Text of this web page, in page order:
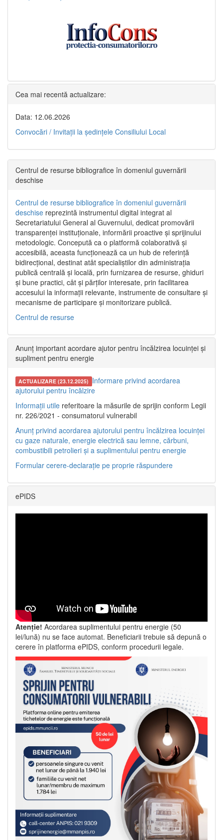
Cea mai recentă actualizare:
Data: 12.06.2026
Convocări / Invitaţii la şedinţele Consiliului Local
Centrul de resurse bibliografice în domeniul guvernării
deschise
Centrul de resurse bibliografice în domeniul guvernării
deschise reprezintă instrumentul digital integrat al
Secretariatului General al Guvernului, dedicat promovării
transparenței instituționale, informării proactive și sprijinului
metodologic. Concepută ca o platformă colaborativă și
accesibilă, aceasta funcționează ca un hub de referință
bidirecțional, destinat atât specialiștilor din administrația
publică centrală și locală, prin furnizarea de resurse, ghiduri
și bune practici, cât și părților interesate, prin facilitarea
accesului la informații relevante, instrumente de consultare și
mecanisme de participare și monitorizare publică.
Centrul de resurse
Anunț important acordare ajutor pentru încălzirea locuinței și
supliment pentru energie
ACTUALIZARE (23.12.2025) Informare privind acordarea
ajutorului pentru încălzire
Informații utile referitoare la măsurile de sprijin conform Legii
nr. 226/2021 - consumatorul vulnerabil
Anunț privind acordarea ajutorului pentru încălzirea locuinței
cu gaze naturale, energie electrică sau lemne, cărbuni,
combustibili petrolieri și a suplimentului pentru energie
Formular cerere-declarație pe proprie răspundere
ePIDS
Atenție! Acordarea suplimentului pentru energie (50
lei/lună) nu se face automat. Beneficiarii trebuie să depună o
cerere în platforma ePIDS, conform procedurii legale.